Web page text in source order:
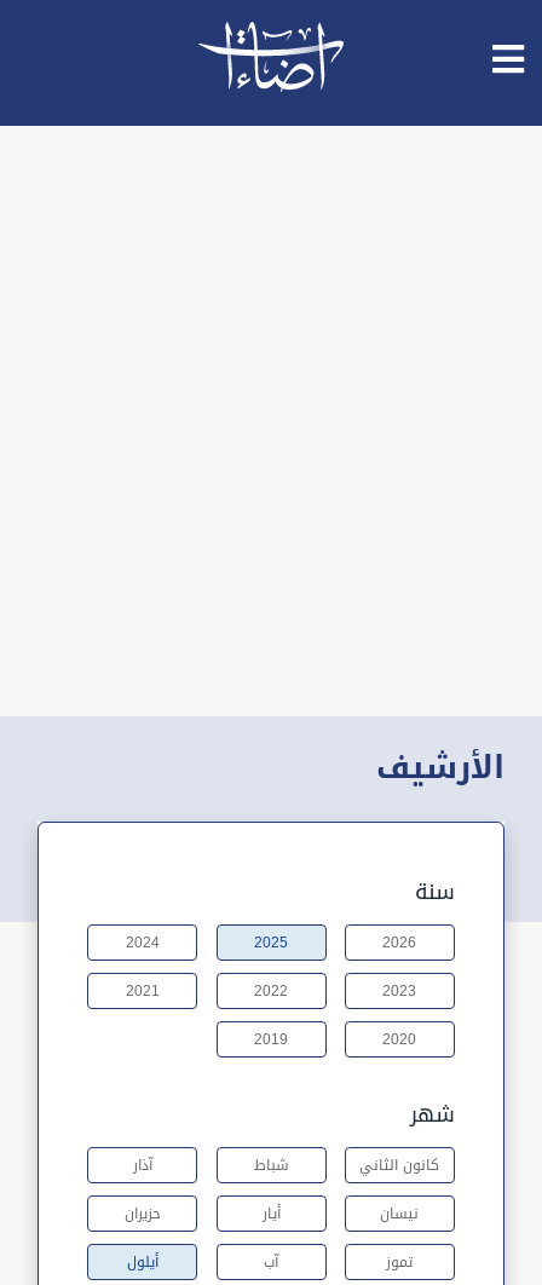
الأرشيف
سنة
2026
2025
2024
2023
2022
2021
2020
2019
شهر
كانون الثاني شباط
آذار
نيسان
أيار
حزيران
تموز
آب
أيلول